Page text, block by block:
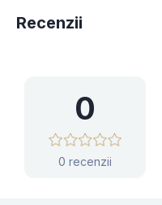
Recenzii
0
0 recenzii